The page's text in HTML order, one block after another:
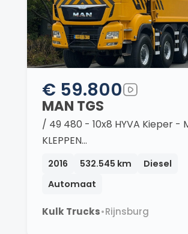
MAN TGS
€ 59.800
/ 49 480 - 10x8 HYVA Kieper -
KLEPPEN…
2016 532.545 km
Diesel
Automaat
Kulk Trucks•Rijnsburg